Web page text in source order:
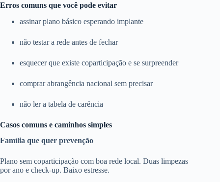
Erros comuns que você pode evitar
assinar plano básico esperando implante
não testar a rede antes de fechar
esquecer que existe coparticipação e se surpreender
comprar abrangência nacional sem precisar
não ler a tabela de carência
Casos comuns e caminhos simples
Família que quer prevenção
Plano sem coparticipação com boa rede local. Duas limpezas
por ano e check-up. Baixo estresse.